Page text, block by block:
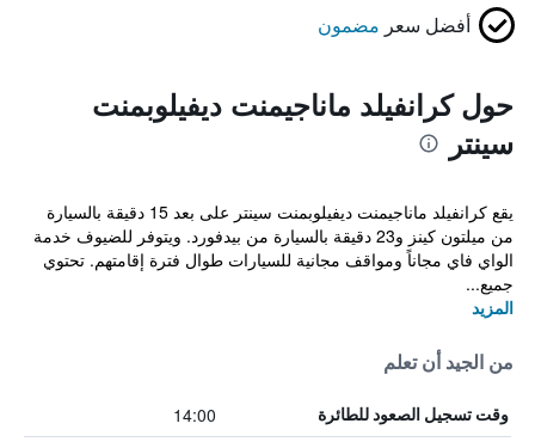
أفضل سعر مضمون
حول كرانفيلد ماناجيمنت ديفيلوبمنت
سينتر
يقع كرانفيلد ماناجيمنت ديفيلوبمنت سينتر على بعد 15 دقيقة بالسيارة
من ميلتون كينز و23 دقيقة بالسيارة من بيدفورد. ويتوفر للضيوف خدمة
الواي فاي مجاناً ومواقف مجانية للسيارات طوال فترة إقامتهم. تحتوي
جميع...
المزيد
من الجيد أن تعلم
وقت تسجيل الصعود للطائرة 14:00